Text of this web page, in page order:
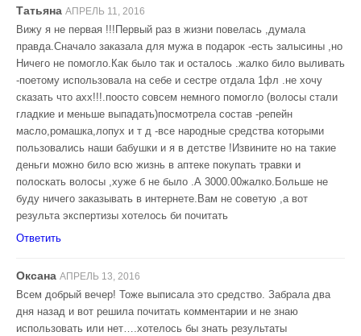
Татьяна АПРЕЛЬ 11, 2016
Вижу я не первая !!!Первый раз в жизни повелась ,думала
правда.Сначало заказала для мужа в подарок -есть залысины ,но
Ничего не помогло.Как было так и осталось .жалко било выливать
-поетому использовала на себе и сестре отдала 1фл .не хочу
сказать что ахх!!!.поосто совсем немного помогло (волосы стали
гладкие и меньше выпадать)посмотрела состав -репейн
масло,ромашка,лопух и т д -все народные средства которыми
пользовались наши бабушки и я в детстве !Извините но на такие
деньги можно било всю жизнь в аптеке покупать травки и
полоскать волосы ,хуже б не было .А 3000.00жалко.Больше не
буду ничего заказывать в интернете.Вам не советую ,а вот
результа экспертизы хотелось би почитать
Ответить
Оксана АПРЕЛЬ 13, 2016
Всем добрый вечер! Тоже выписала это средство. Забрала два
дня назад и вот решила почитать комментарии и не знаю
использовать или нет….хотелось бы знать результаты